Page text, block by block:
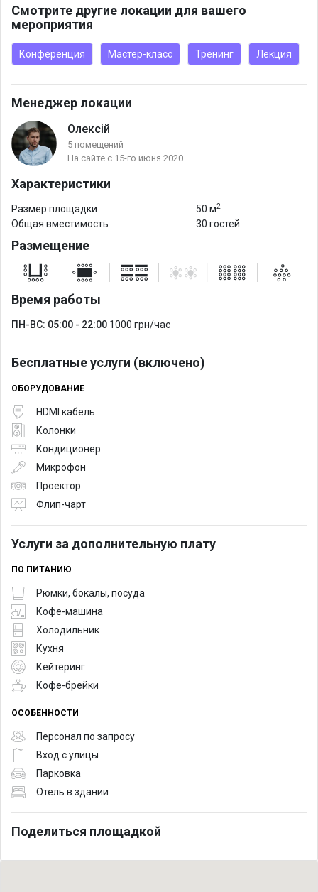
экраном, колонки и микрофон.
Дополнительно доступны быстрый Wi-Fi, кондиционер для
На локации есть генератор и укрытие.
Смотрите другие локации для вашего
мероприятия
Конференция Мастер-класс Тренинг Лекция
Менеджер локации
Олексій
5 помещений
На сайте с 15-го июня 2020
Характеристики
Размер площадки 50 м2
Общая вместимость 30 гостей
Размещение
Время работы
ПН-ВС: 05:00 - 22:00 1000 грн/час
Бесплатные услуги (включено)
ОБОРУДОВАНИЕ
HDMI кабель
Колонки
Кондиционер
Микрофон
Проектор
Флип-чарт
Услуги за дополнительную плату
ПО ПИТАНИЮ
Рюмки, бокалы, посуда
Кофе-машина
Холодильник
Кухня
Кейтеринг
Кофе-брейки
ОСОБЕННОСТИ
Персонал по запросу
Вход с улицы
Парковка
Отель в здании
Поделиться площадкой